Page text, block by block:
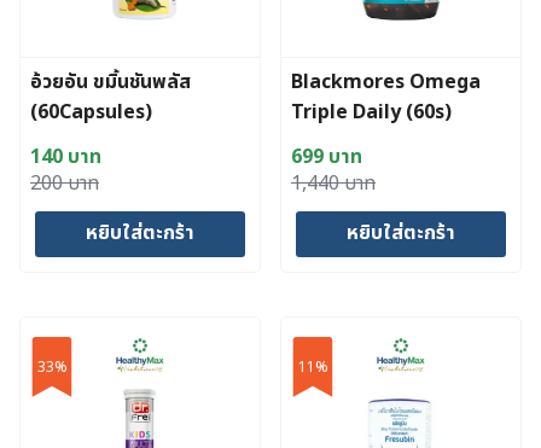
อ้วยอัน ขมิ้นชันพลัส
(60Capsules)
200บาท
Original
price
140 บาท
Current
price
หยิบใส่ตะกร้า
Blackmores Omega
Triple Daily (60s)
1,440บาท
Original
price
699 บาท
Current
price
หยิบใส่ตะกร้า
33% 11%